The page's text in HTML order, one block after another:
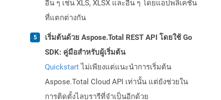
อื่น ๆ เช่น XLS, XLSX และอื่น ๆ โดยแอปพลิเคชัน
ที่แตกต่างกัน
เริ่มต้นด้วย Aspose.Total REST API โดยใช้ Go
SDK: คู่มือสำหรับผู้เริ่มต้น
Quickstartไม่เพียงแต่แนะนำการเริ่มต้น
Aspose.Total Cloud API เท่านั้น แต่ยังช่วยใน
การติดตั้งไลบรารีที่จำเป็นอีกด้วย